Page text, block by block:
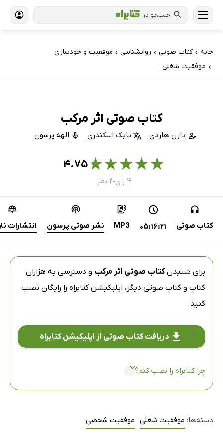
جستجو در
خانه › کتاب‌ صوتی › روانشناسی › موفقیت و خودسازی
› موفقیت شغلی
کتاب صوتی اثر مرکب
دارن هاردی بابک اسکندری الهه پرسون
★
★
★
★
★۴.۷۵
۴ رای ● ۲ نظر
کتاب صوتی 05:16:21
MP3 نشر صوتی پرسون انتشارات
برای شنیدنکتاب صوتی اثر مرکب و دسترسی به هزاران
کتاب و کتاب صوتی دیگر، اپلیکیشن کتابراه را رایگان نصب
کنید.
دریافت کتاب صوتی از اپلیکیشن کتابراه
چرا کتابراه را نصب کنم؟
دسته‌ها: موفقیت شغلی موفقیت شخصی